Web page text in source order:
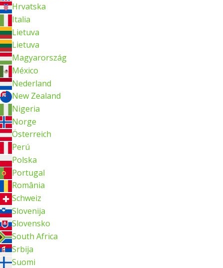
Hrvatska
Italia
Lietuva
Lietuva
Magyarország
México
Nederland
New Zealand
Nigeria
Norge
Österreich
Perú
Polska
Portugal
România
Schweiz
Slovenija
Slovensko
South Africa
Srbija
Suomi